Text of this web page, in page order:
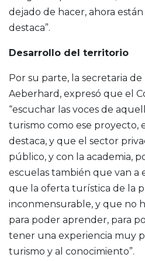
dejado de hacer, ahora están
destaca”.
Desarrollo del territorio
Por su parte, la secretaria
Aeberhard, expresó que el
“escuchar las voces de
turismo como ese proyecto,
destaca, y que el sector
público, y con la academia,
escuelas también que van a
que la oferta turística de la
inconmensurable, y que no
para poder aprender, para
tener una experiencia muy
turismo y al conocimiento”.